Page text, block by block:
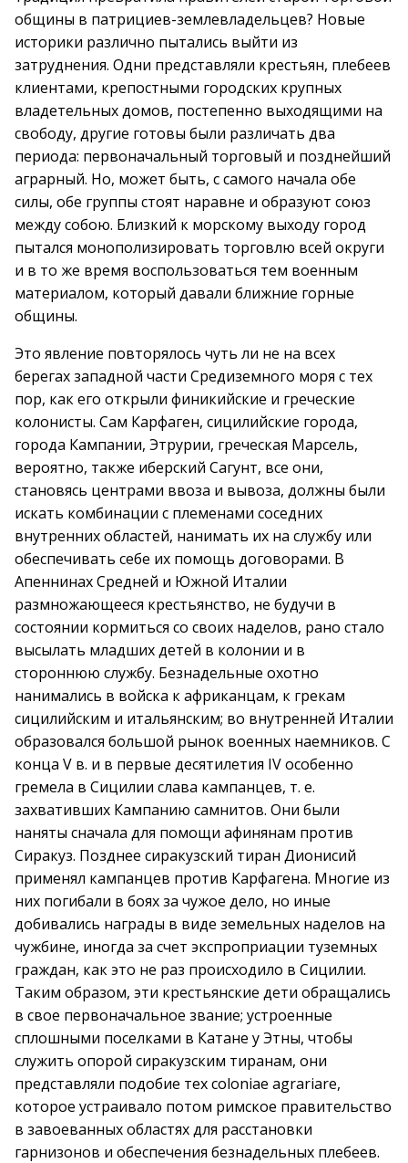
общины в патрициев-землевладельцев? Новые
историки различно пытались выйти из
затруднения. Одни представляли крестьян, плебеев
клиентами, крепостными городских крупных
владетельных домов, постепенно выходящими на
свободу, другие готовы были различать два
периода: первоначальный торговый и позднейший
аграрный. Но, может быть, с самого начала обе
силы, обе группы стоят наравне и образуют союз
между собою. Близкий к морскому выходу город
пытался монополизировать торговлю всей округи
и в то же время воспользоваться тем военным
материалом, который давали ближние горные
общины.
Это явление повторялось чуть ли не на всех
берегах западной части Средиземного моря с тех
пор, как его открыли финикийские и греческие
колонисты. Сам Карфаген, сицилийские города,
города Кампании, Этрурии, греческая Марсель,
вероятно, также иберский Сагунт, все они,
становясь центрами ввоза и вывоза, должны были
искать комбинации с племенами соседних
внутренних областей, нанимать их на службу или
обеспечивать себе их помощь договорами. В
Апеннинах Средней и Южной Италии
размножающееся крестьянство, не будучи в
состоянии кормиться со своих наделов, рано стало
высылать младших детей в колонии и в
стороннюю службу. Безнадельные охотно
нанимались в войска к африканцам, к грекам
сицилийским и итальянским; во внутренней Италии
образовался большой рынок военных наемников. С
конца V в. и в первые десятилетия IV особенно
гремела в Сицилии слава кампанцев, т. е.
захвативших Кампанию самнитов. Они были
наняты сначала для помощи афинянам против
Сиракуз. Позднее сиракузский тиран Дионисий
применял кампанцев против Карфагена. Многие из
них погибали в боях за чужое дело, но иные
добивались награды в виде земельных наделов на
чужбине, иногда за счет экспроприации туземных
граждан, как это не раз происходило в Сицилии.
Таким образом, эти крестьянские дети обращались
в свое первоначальное звание; устроенные
сплошными поселками в Катане у Этны, чтобы
служить опорой сиракузским тиранам, они
представляли подобие тех coloniae agrariare,
которое устраивало потом римское правительство
в завоеванных областях для расстановки
гарнизонов и обеспечения безнадельных плебеев.